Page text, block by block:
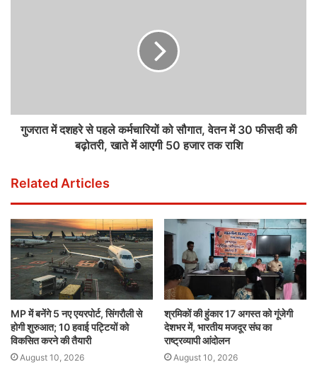
गुजरात में दशहरे से पहले कर्मचारियों को सौगात, वेतन में 30 फीसदी की
बढ़ोतरी, खाते में आएगी 50 हजार तक राशि
Related Articles
MP में बनेंगे 5 नए एयरपोर्ट, सिंगरौली से
होगी शुरुआत; 10 हवाई पट्टियों को
विकसित करने की तैयारी
August 10, 2026
श्रमिकों की हुंकार 17 अगस्त को गूंजेगी
देशभर में, भारतीय मजदूर संघ का
राष्ट्रव्यापी आंदोलन
August 10, 2026